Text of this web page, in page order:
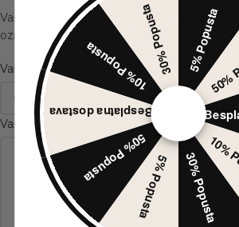
Vaša adresa e-pošte neće biti objavljena.
označena*
Vaša ocena
Vaša recenzija
5% Popusta
30% Popusta
5% Popusta
50% Popusta
Besplatna dostava
10% Popusta30% Popusta